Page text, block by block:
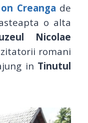
Creanga de
o alta
Nicolae
romani
in Tinutul